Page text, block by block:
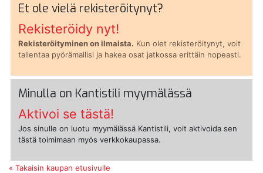
Et ole vielä rekisteröitynyt?
Rekisteröidy nyt!
Rekisteröityminen on ilmaista. Kun olet rekisteröitynyt, voit
tallentaa pyörämallisi ja hakea osat jatkossa erittäin nopeasti.
Minulla on Kantistili myymälässä
Aktivoi se tästä!
Jos sinulle on luotu myymälässä Kantistili, voit aktivoida sen
tästä toimimaan myös verkkokaupassa.
« Takaisin kaupan etusivulle